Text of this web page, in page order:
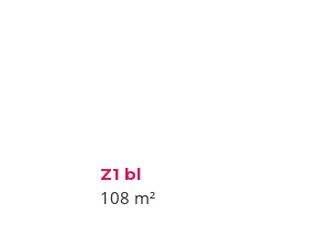
Z1 bl
108 m²